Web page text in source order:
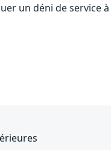
un déni de service